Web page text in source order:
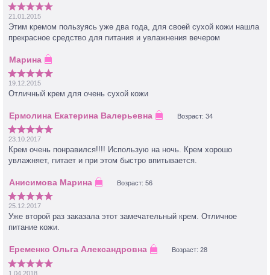
21.01.2015
Этим кремом пользуясь уже два года, для своей сухой кожи нашла
прекрасное средство для питания и увлажнения вечером
19.12.2015
Отличный крем для очень сухой кожи
Возраст: 34
23.10.2017
Крем очень понравился!!!! Использую на ночь. Крем хорошо
увлажняет, питает и при этом быстро впитывается.
Возраст: 56
25.12.2017
Уже второй раз заказала этот замечательный крем. Отличное
питание кожи.
Возраст: 28
1.04.2018